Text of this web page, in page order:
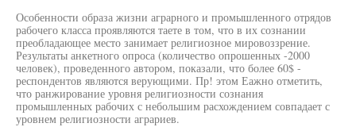
Особенности образа жизни аграрного и промышленного отрядов
рабочего класса проявляются таете в том, что в их сознании
преобладающее место занимает религиозное мировоззрение.
Результаты анкетного опроса (количество опрошенных -2000
человек), проведенного автором, показали, что более 60$ -
респондентов являются верующими. Пр! этом Еажно отметить,
что ранжирование уровня религиозности сознания
промышленных рабочих с небольшим расхождением совпадает с
уровнем религиозности аграриев.